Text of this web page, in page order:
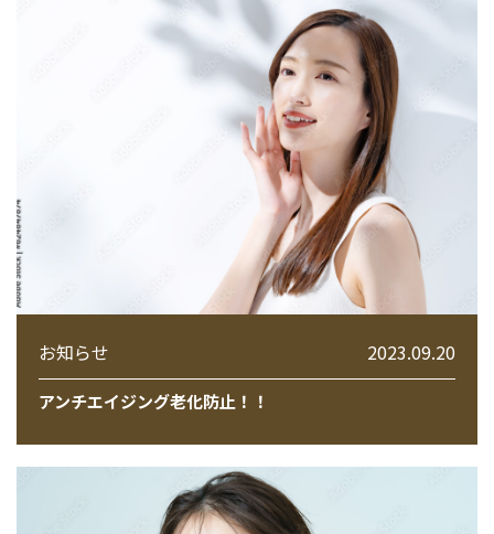
お知らせ 2023.09.20
アンチエイジング老化防止！！